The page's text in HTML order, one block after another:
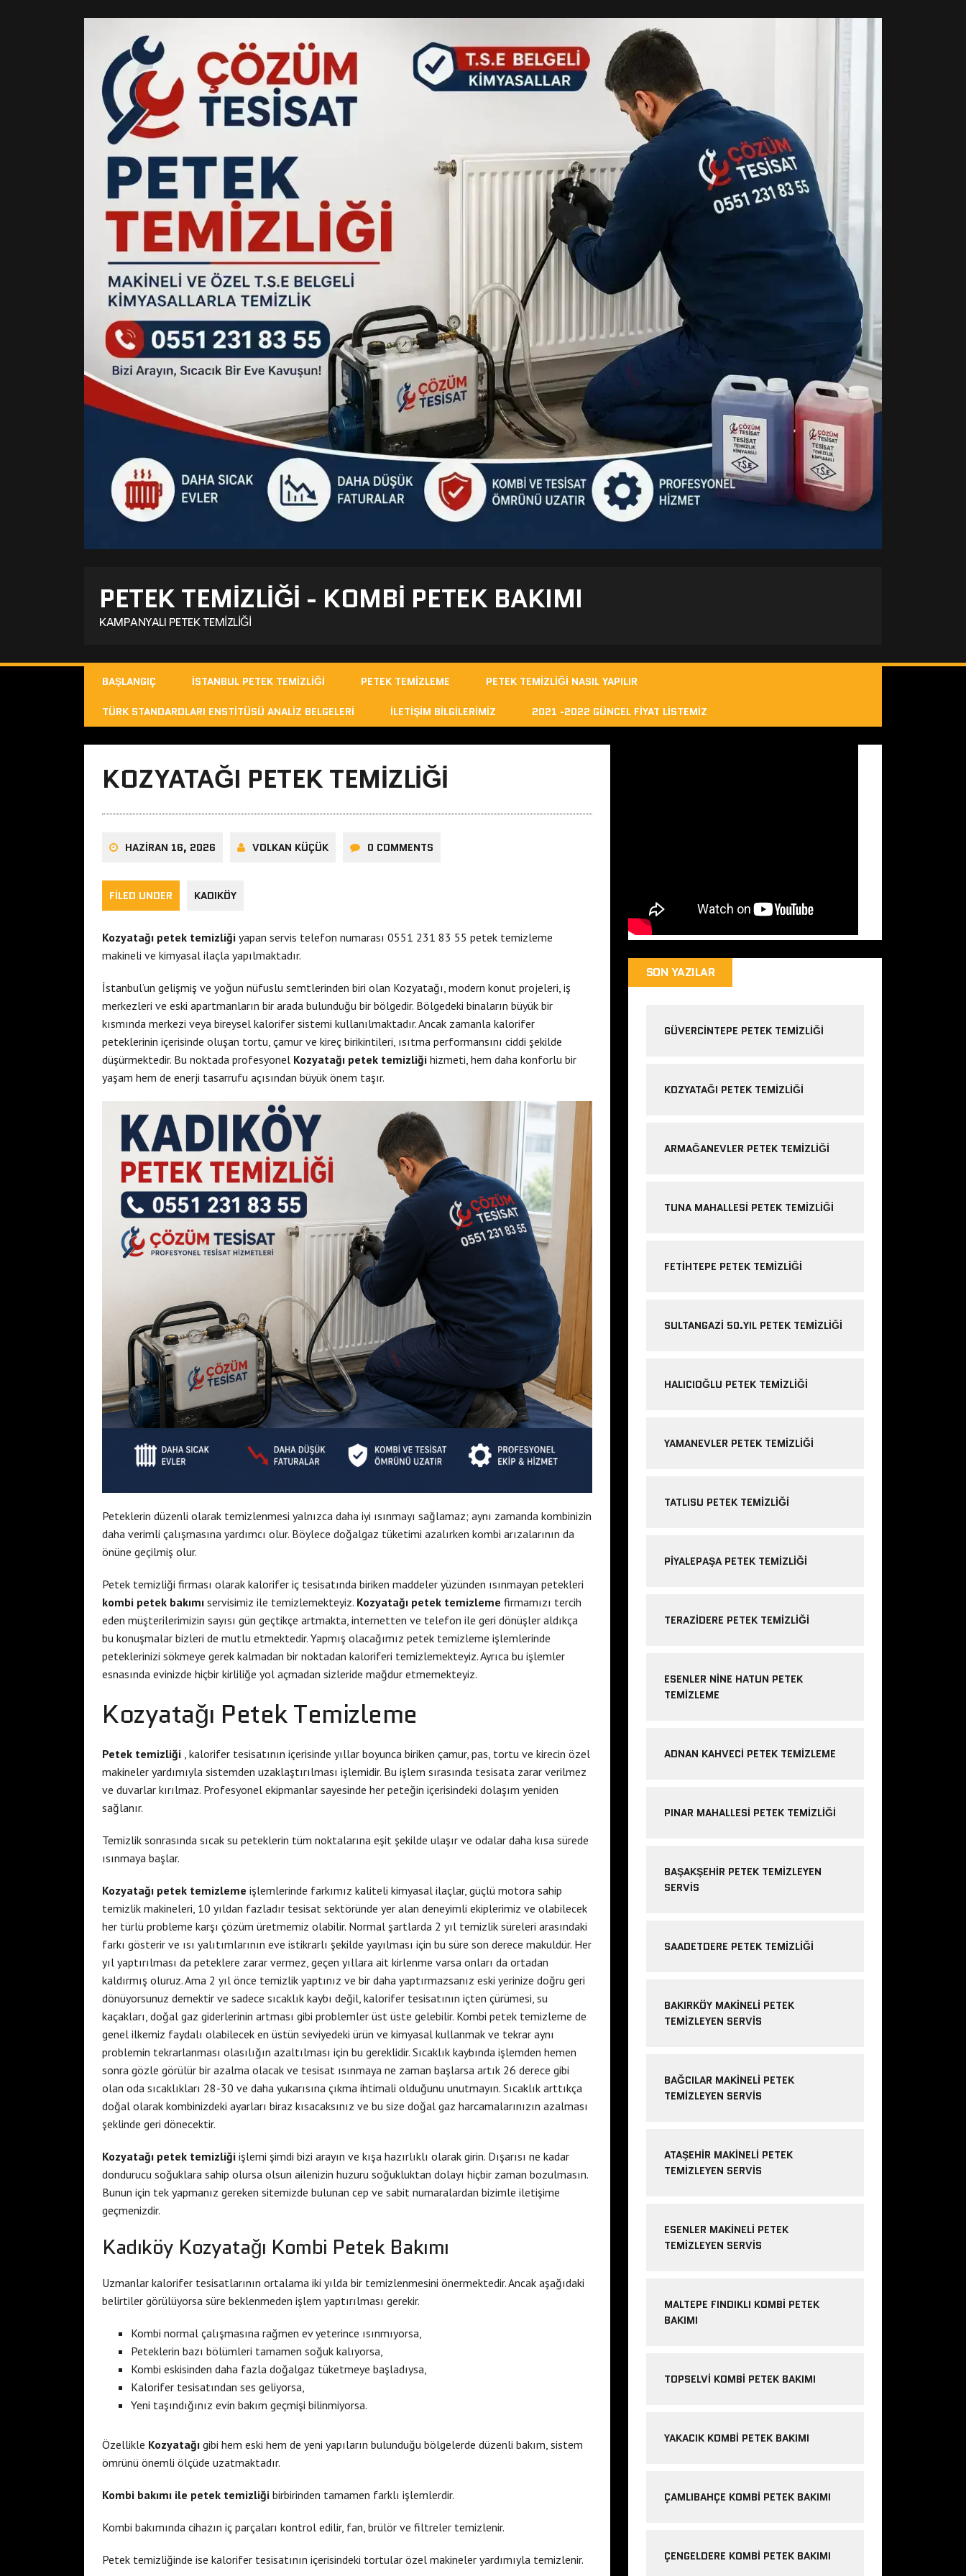
PETEK TEMIZLIĞI - KOMBI PETEK BAKIMI
KAMPANYALI PETEK TEMIZLIĞI
BAŞLANGIÇ İSTANBUL PETEK TEMIZLIĞI PETEK TEMIZLEME PETEK TEMIZLIĞI NASIL YAPILIR
TÜRK STANDARDLARI ENSTITÜSÜ ANALIZ BELGELERI İLETIŞIM BILGILERIMIZ 2021 -2022 GÜNCEL FIYAT LISTEMIZ
KOZYATAĞI PETEK TEMIZLIĞI
HAZIRAN 16, 2026 VOLKAN KÜÇÜK 0 COMMENTS
FILED UNDER KADIKÖY
Kozyatağı petek temizliği yapan servis telefon numarası 0551 231 83 55 petek temizleme
makineli ve kimyasal ilaçla yapılmaktadır.
İstanbul’un gelişmiş ve yoğun nüfuslu semtlerinden biri olan Kozyatağı, modern konut projeleri, iş
merkezleri ve eski apartmanların bir arada bulunduğu bir bölgedir. Bölgedeki binaların büyük bir
kısmında merkezi veya bireysel kalorifer sistemi kullanılmaktadır. Ancak zamanla kalorifer
peteklerinin içerisinde oluşan tortu, çamur ve kireç birikintileri, ısıtma performansını ciddi şekilde
düşürmektedir. Bu noktada profesyonel Kozyatağı petek temizliği hizmeti, hem daha konforlu bir
yaşam hem de enerji tasarrufu açısından büyük önem taşır.
Peteklerin düzenli olarak temizlenmesi yalnızca daha iyi ısınmayı sağlamaz; aynı zamanda kombinizin
daha verimli çalışmasına yardımcı olur. Böylece doğalgaz tüketimi azalırken kombi arızalarının da
önüne geçilmiş olur.
Petek temizliği firması olarak kalorifer iç tesisatında biriken maddeler yüzünden ısınmayan petekleri
kombi petek bakımı servisimiz ile temizlemekteyiz. Kozyatağı petek temizleme firmamızı tercih
eden müşterilerimizin sayısı gün geçtikçe artmakta, internetten ve telefon ile geri dönüşler aldıkça
bu konuşmalar bizleri de mutlu etmektedir. Yapmış olacağımız petek temizleme işlemlerinde
peteklerinizi sökmeye gerek kalmadan bir noktadan kaloriferi temizlemekteyiz. Ayrıca bu işlemler
esnasında evinizde hiçbir kirliliğe yol açmadan sizleride mağdur etmemekteyiz.
Kozyatağı Petek Temizleme
Petek temizliği , kalorifer tesisatının içerisinde yıllar boyunca biriken çamur, pas, tortu ve kirecin özel
makineler yardımıyla sistemden uzaklaştırılması işlemidir. Bu işlem sırasında tesisata zarar verilmez
ve duvarlar kırılmaz. Profesyonel ekipmanlar sayesinde her peteğin içerisindeki dolaşım yeniden
sağlanır.
Temizlik sonrasında sıcak su peteklerin tüm noktalarına eşit şekilde ulaşır ve odalar daha kısa sürede
ısınmaya başlar.
Kozyatağı petek temizleme işlemlerinde farkımız kaliteli kimyasal ilaçlar, güçlü motora sahip
temizlik makineleri, 10 yıldan fazladır tesisat sektöründe yer alan deneyimli ekiplerimiz ve olabilecek
her türlü probleme karşı çözüm üretmemiz olabilir. Normal şartlarda 2 yıl temizlik süreleri arasındaki
farkı gösterir ve ısı yalıtımlarının eve istikrarlı şekilde yayılması için bu süre son derece makuldür. Her
yıl yaptırılması da peteklere zarar vermez, geçen yıllara ait kirlenme varsa onları da ortadan
kaldırmış oluruz. Ama 2 yıl önce temizlik yaptınız ve bir daha yaptırmazsanız eski yerinize doğru geri
dönüyorsunuz demektir ve sadece sıcaklık kaybı değil, kalorifer tesisatının içten çürümesi, su
kaçakları, doğal gaz giderlerinin artması gibi problemler üst üste gelebilir. Kombi petek temizleme de
genel ilkemiz faydalı olabilecek en üstün seviyedeki ürün ve kimyasal kullanmak ve tekrar aynı
problemin tekrarlanması olasılığın azaltılması için bu gereklidir. Sıcaklık kaybında işlemden hemen
sonra gözle görülür bir azalma olacak ve tesisat ısınmaya ne zaman başlarsa artık 26 derece gibi
olan oda sıcaklıkları 28-30 ve daha yukarısına çıkma ihtimali olduğunu unutmayın. Sıcaklık arttıkça
doğal olarak kombinizdeki ayarları biraz kısacaksınız ve bu size doğal gaz harcamalarınızın azalması
şeklinde geri dönecektir.
Kozyatağı petek temizliği işlemi şimdi bizi arayın ve kışa hazırlıklı olarak girin. Dışarısı ne kadar
dondurucu soğuklara sahip olursa olsun ailenizin huzuru soğukluktan dolayı hiçbir zaman bozulmasın.
Bunun için tek yapmanız gereken sitemizde bulunan cep ve sabit numaralardan bizimle iletişime
geçmenizdir.
Kadıköy Kozyatağı Kombi Petek Bakımı
Uzmanlar kalorifer tesisatlarının ortalama iki yılda bir temizlenmesini önermektedir. Ancak aşağıdaki
belirtiler görülüyorsa süre beklenmeden işlem yaptırılması gerekir.
Kombi normal çalışmasına rağmen ev yeterince ısınmıyorsa,
Peteklerin bazı bölümleri tamamen soğuk kalıyorsa,
Kombi eskisinden daha fazla doğalgaz tüketmeye başladıysa,
Kalorifer tesisatından ses geliyorsa,
Yeni taşındığınız evin bakım geçmişi bilinmiyorsa.
Özellikle Kozyatağı gibi hem eski hem de yeni yapıların bulunduğu bölgelerde düzenli bakım, sistem
ömrünü önemli ölçüde uzatmaktadır.
Kombi bakımı ile petek temizliği birbirinden tamamen farklı işlemlerdir.
Kombi bakımında cihazın iç parçaları kontrol edilir, fan, brülör ve filtreler temizlenir.
Petek temizliğinde ise kalorifer tesisatının içerisindeki tortular özel makineler yardımıyla temizlenir.
SON YAZILAR
GÜVERCINTEPE PETEK TEMIZLIĞI
KOZYATAĞI PETEK TEMIZLIĞI
ARMAĞANEVLER PETEK TEMIZLIĞI
TUNA MAHALLESI PETEK TEMIZLIĞI
FETIHTEPE PETEK TEMIZLIĞI
SULTANGAZI 50.YIL PETEK TEMIZLIĞI
HALICIOĞLU PETEK TEMIZLIĞI
YAMANEVLER PETEK TEMIZLIĞI
TATLISU PETEK TEMIZLIĞI
PIYALEPAŞA PETEK TEMIZLIĞI
TERAZIDERE PETEK TEMIZLIĞI
ESENLER NINE HATUN PETEK
TEMIZLEME
ADNAN KAHVECI PETEK TEMIZLEME
PINAR MAHALLESI PETEK TEMIZLIĞI
BAŞAKŞEHIR PETEK TEMIZLEYEN
SERVIS
SAADETDERE PETEK TEMIZLIĞI
BAKIRKÖY MAKINELI PETEK
TEMIZLEYEN SERVIS
BAĞCILAR MAKINELI PETEK
TEMIZLEYEN SERVIS
ATAŞEHIR MAKINELI PETEK
TEMIZLEYEN SERVIS
ESENLER MAKINELI PETEK
TEMIZLEYEN SERVIS
MALTEPE FINDIKLI KOMBI PETEK
BAKIMI
TOPSELVI KOMBI PETEK BAKIMI
YAKACIK KOMBI PETEK BAKIMI
ÇAMLIBAHÇE KOMBI PETEK BAKIMI
ÇENGELDERE KOMBI PETEK BAKIMI